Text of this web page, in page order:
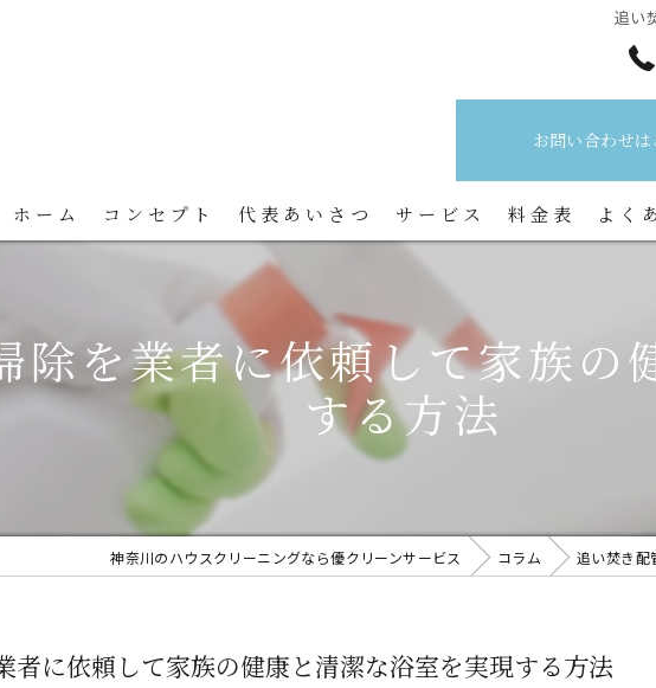
追い
お問い合わせは
ホーム コンセプト 代表あいさつ サービス 料金表 よく
除を業者に依頼して家族の
する方法
神奈川のハウスクリーニングなら優クリーンサービス コラム 追い焚き配
者に依頼して家族の健康と清潔な浴室を実現する方法